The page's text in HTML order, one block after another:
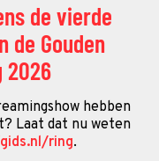
de vierde
Gouden
2026
hebben
Laat dat nu weten
ring.